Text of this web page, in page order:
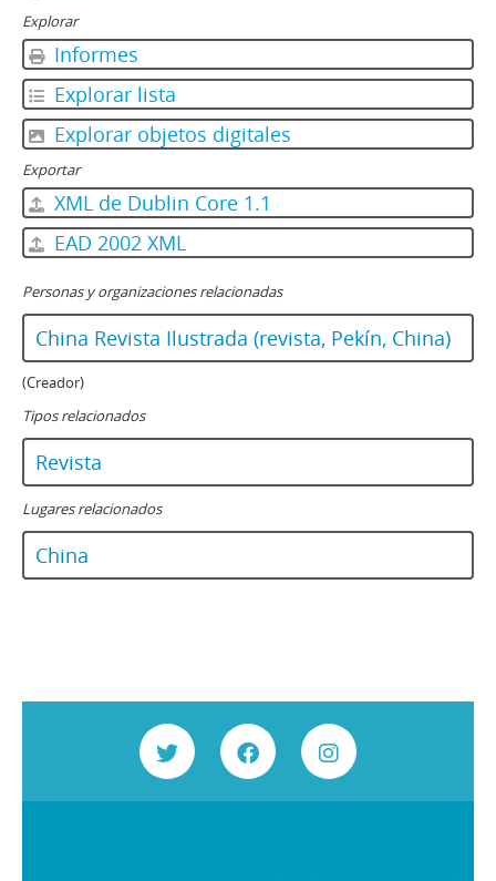
Explorar
Informes
Explorar lista
Explorar objetos digitales
Exportar
XML de Dublin Core 1.1
EAD 2002 XML
Personas y organizaciones relacionadas
China Revista Ilustrada (revista, Pekín, China)
(Creador)
Tipos relacionados
Revista
Lugares relacionados
China